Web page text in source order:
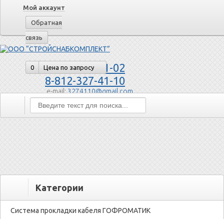
Мой аккаунт
Обратная
связь
0 Цена по запросу
8-800-505-51-02
8-812-327-41-10
e-mail:3274110@gmail.com
Категории
Система прокладки кабеля ГОФРОМАТИК